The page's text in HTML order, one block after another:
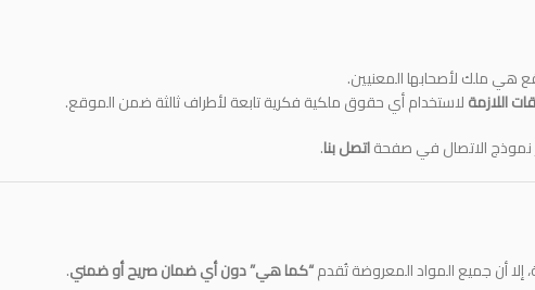
هي ملك لأصحابها المعنيين.
اللازمةلاستخدام أي حقوق ملكية فكرية تابعة لأطراف ثالثة ضمن الموقع.
نموذج الاتصال في صفحةاتصل بنا.
أن جميع المواد المعروضة تُقدم“كما هي” دون أي ضمان صريح أو ضمني.